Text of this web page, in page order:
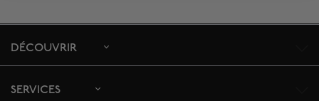
DÉCOUVRIR
SERVICES